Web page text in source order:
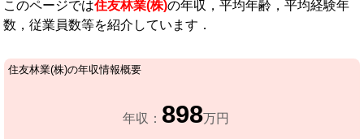
収録企業データの状況
このページでは住友林業(株)の年収，平均年齢，平均経験年
数，従業員数等を紹介しています．
住友林業(株)の年収情報概要
年収： 898万円